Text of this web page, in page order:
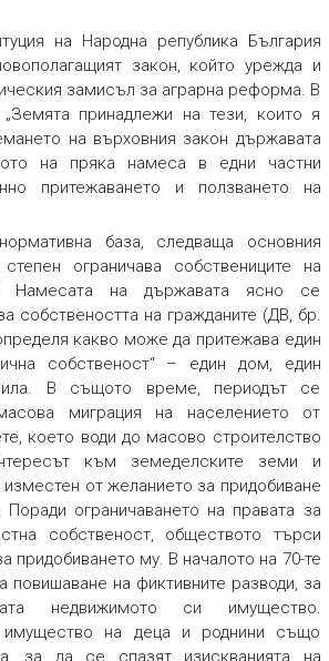
на Народна република България
закон, който урежда и
замисъл за аграрна реформа. В
принадлежи на тези, които я
на върховния закон държавата
на пряка намеса в едни частни
притежаването и ползването на
база, следваща основния
ограничава собствениците на
Намесата на държавата ясно се
собствеността на гражданите (ДВ, бр.
какво може да притежава един
собственост“ – един дом, един
В същото време, периодът се
миграция на населението от
което води до масово строителство
към земеделските земи и
от желанието за придобиване
ограничаването на правата за
собственост, обществото търси
придобиването му. В началото на 70-те
повишаване на фиктивните разводи, за
недвижимото си имущество.
имущество на деца и роднини също
за да се спазят изискванията на